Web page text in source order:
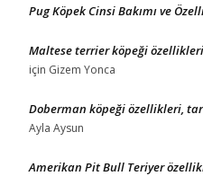
Pug Köpek Cinsi Bakımı ve
Maltese terrier köpeği
için Gizem Yonca
Doberman köpeği özellikleri,
Ayla Aysun
Amerikan Pit Bull Teriyer